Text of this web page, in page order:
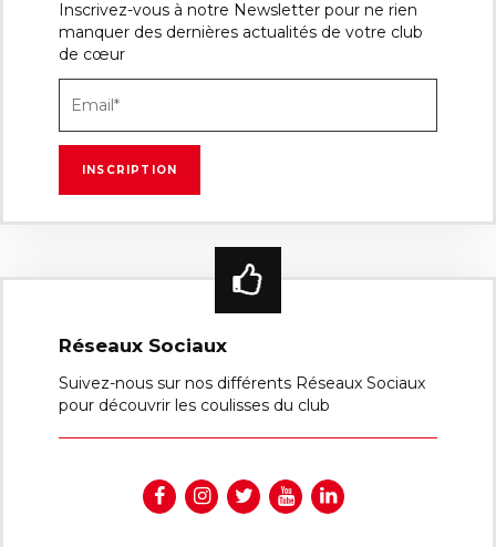
Inscrivez-vous à notre Newsletter pour ne rien
manquer des dernières actualités de votre club
de cœur
Réseaux Sociaux
Suivez-nous sur nos différents Réseaux Sociaux
pour découvrir les coulisses du club